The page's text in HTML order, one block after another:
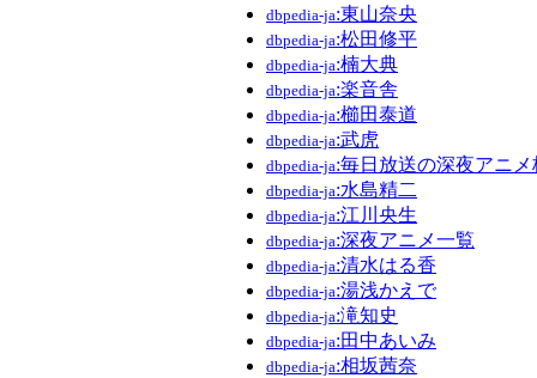
dbpedia-ja:東山奈央
dbpedia-ja:松田修平
dbpedia-ja:楠大典
dbpedia-ja:楽音舎
dbpedia-ja:櫛田泰道
dbpedia-ja:武虎
dbpedia-ja:毎日放送の深夜アニメ
dbpedia-ja:水島精二
dbpedia-ja:江川央生
dbpedia-ja:深夜アニメ一覧
dbpedia-ja:清水はる香
dbpedia-ja:湯浅かえで
dbpedia-ja:滝知史
dbpedia-ja:田中あいみ
dbpedia-ja:相坂茜奈